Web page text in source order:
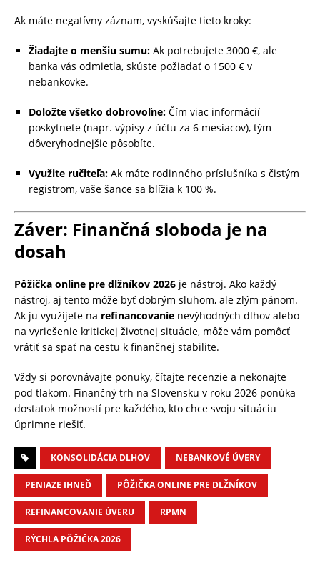
Ak máte negatívny záznam, vyskúšajte tieto kroky:
Žiadajte o menšiu sumu: Ak potrebujete 3000 €, ale
banka vás odmietla, skúste požiadať o 1500 € v
nebankovke.
Doložte všetko dobrovoľne: Čím viac informácií
poskytnete (napr. výpisy z účtu za 6 mesiacov), tým
dôveryhodnejšie pôsobíte.
Využite ručiteľa: Ak máte rodinného príslušníka s čistým
registrom, vaše šance sa blížia k 100 %.
Záver: Finančná sloboda je na
dosah
Pôžička online pre dlžníkov 2026 je nástroj. Ako každý
nástroj, aj tento môže byť dobrým sluhom, ale zlým pánom.
Ak ju využijete na refinancovanie nevýhodných dlhov alebo
na vyriešenie kritickej životnej situácie, môže vám pomôcť
vrátiť sa späť na cestu k finančnej stabilite.
Vždy si porovnávajte ponuky, čítajte recenzie a nekonajte
pod tlakom. Finančný trh na Slovensku v roku 2026 ponúka
dostatok možností pre každého, kto chce svoju situáciu
úprimne riešiť.
KONSOLIDÁCIA DLHOV NEBANKOVÉ ÚVERY
PENIAZE IHNEĎ PÔŽIČKA ONLINE PRE DLŽNÍKOV
REFINANCOVANIE ÚVERU RPMN
RÝCHLA PÔŽIČKA 2026